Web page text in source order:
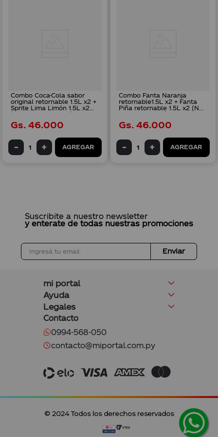
Combo Coca-Cola sabor
original retornable 1.5L x2 +
Sprite Lima Limón 1.5L x2
(No incluye envase) + 1
Gs. 46.000
AGREGAR
Combo Fanta Naranja
retornable1.5L x2 + Fanta
Piña retornable 1.5L x2 (No
incluye envase) + 1
Gs. 46.000
AGREGAR
Suscribite a nuestro newsletter
y enterate de todas nuestras promociones
Enviar
mi portal
Ayuda
Legales
Contacto
0994-568-050
contacto@miportal.com.py
© 2024 Todos los derechos reservados